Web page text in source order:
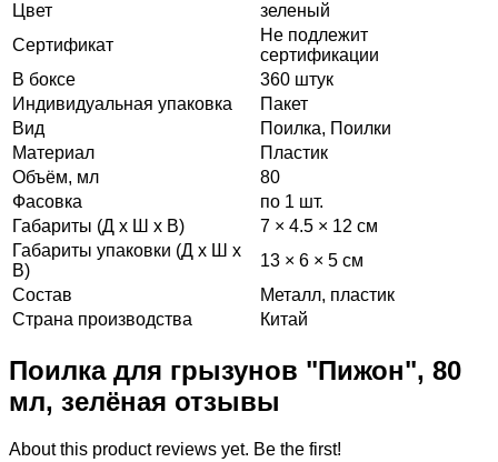
Цвет
зеленый
Сертификат
Не подлежит
сертификации
В боксе
360 штук
Индивидуальная упаковка
Пакет
Вид
Поилка, Поилки
Материал
Пластик
Объём, мл
80
Фасовка
по 1 шт.
Габариты (Д х Ш х В)
7 × 4.5 × 12 см
Габариты упаковки (Д х Ш х
В)
13 × 6 × 5 см
Состав
Металл, пластик
Страна производства
Китай
Поилка для грызунов "Пижон", 80
мл, зелёная отзывы
About this product reviews yet. Be the first!